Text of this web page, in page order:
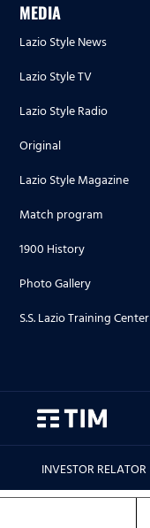
MEDIA
Lazio Style News
Lazio Style TV
Lazio Style Radio
Original
Lazio Style Magazine
Match program
1900 History
Photo Gallery
S.S. Lazio Training Center
INVESTOR RELATOR